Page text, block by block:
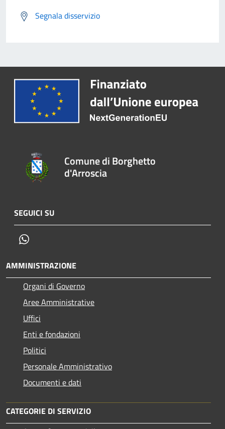
Segnala disservizio
Comune di Borghetto
d'Arroscia
SEGUICI SU
AMMINISTRAZIONE
Organi di Governo
Aree Amministrative
Uffici
Enti e fondazioni
Politici
Personale Amministrativo
Documenti e dati
CATEGORIE DI SERVIZIO